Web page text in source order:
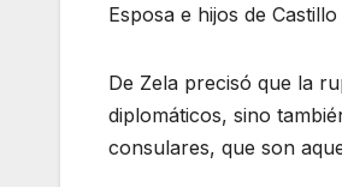
Esposa e hijos de
De Zela precisó que la
diplomáticos, sino
consulares, que son